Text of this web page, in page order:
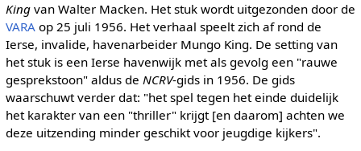
Kingvan Walter Macken. Het stuk wordt uitgezonden door de
VARAop 25 juli 1956. Het verhaal speelt zich af rond de
Ierse, invalide, havenarbeider Mungo King. De setting van
het stuk is een Ierse havenwijk met als gevolg een "rauwe
gesprekstoon" aldus de NCRV-gids in 1956. De gids
waarschuwt verder dat: "het spel tegen het einde duidelijk
het karakter van een "thriller" krijgt [en daarom] achten we
deze uitzending minder geschikt voor jeugdige kijkers".